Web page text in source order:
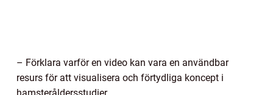
– Förklara varför en video kan vara en användbar
resurs för att visualisera och förtydliga koncept i